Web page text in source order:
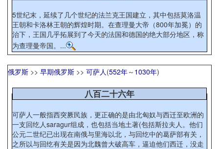
5世纪末，延续了几个世纪的法兰克王国建立，其中包括莫洛温
王朝和卡洛林王朝的辉煌时期。在查理曼大帝（800年加冕）的
治下，王国几乎拓展到了今天的法国和德国的绝大部分地区，称
为查理曼帝国。...
俄罗斯 >> 早期俄罗斯 >> 可萨人(552年～ 1030年)
八百二十六年
可萨人一般指西突厥民族，更正确的是由北匈奴与西迁至欧洲的
一支回纥人saragur组成，也包括当地土著(包括斯拉夫人。他们
公元二世纪已出现在南俄与里海以北，与回纥中的葛萨部有关，
之所以与回纥有关是因为北魏曾大破高车，逼迫他们西迁，没走